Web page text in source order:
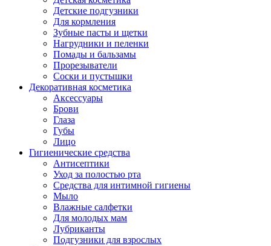
Детские подгузники
Для кормления
Зубные пасты и щетки
Нагрудники и пеленки
Помады и бальзамы
Прорезыватели
Соски и пустышки
Декоративная косметика
Аксессуары
Брови
Глаза
Губы
Лицо
Гигиенические средства
Антисептики
Уход за полостью рта
Средства для интимной гигиены
Мыло
Влажные салфетки
Для молодых мам
Лубриканты
Подгузники для взрослых